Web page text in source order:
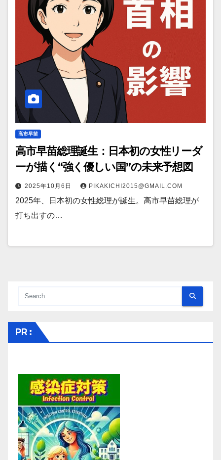
高市早苗
高市早苗総理誕生：日本初の女性リーダ
ーが描く“強く優しい国”の未来予想図
2025年10月6日 PIKAKICHI2015@GMAIL.COM
2025年、日本初の女性総理が誕生。高市早苗総理が
打ち出すの…
PR :